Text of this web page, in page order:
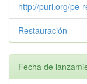
http://purl.org/pe-
Restauración
Fecha de